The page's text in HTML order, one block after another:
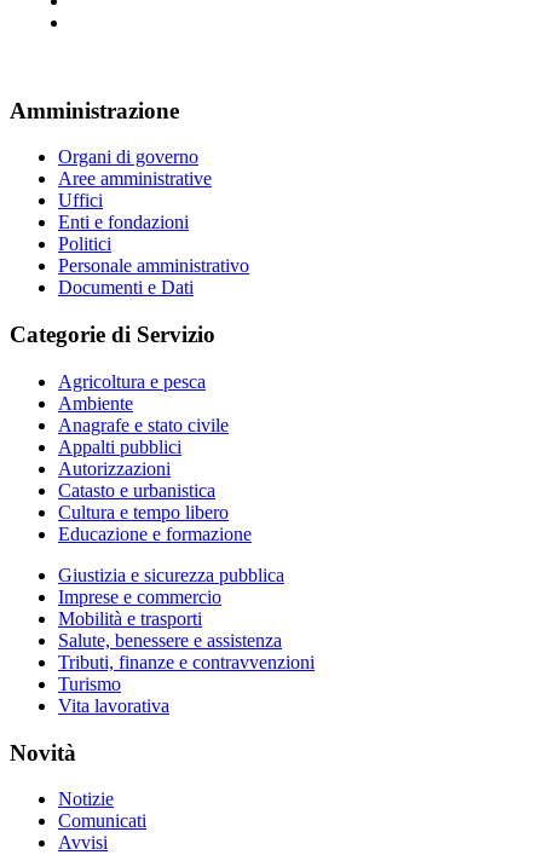
Amministrazione
Organi di governo
Aree amministrative
Uffici
Enti e fondazioni
Politici
Personale amministrativo
Documenti e Dati
Categorie di Servizio
Agricoltura e pesca
Ambiente
Anagrafe e stato civile
Appalti pubblici
Autorizzazioni
Catasto e urbanistica
Cultura e tempo libero
Educazione e formazione
Giustizia e sicurezza pubblica
Imprese e commercio
Mobilità e trasporti
Salute, benessere e assistenza
Tributi, finanze e contravvenzioni
Turismo
Vita lavorativa
Novità
Notizie
Comunicati
Avvisi